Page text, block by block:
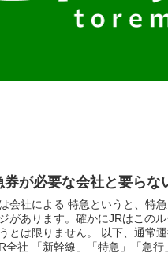
券が必要な会社と要らな
会社による 特急というと、特
があります。確かにJRはこの
とは限りません。 以下、通常
全社 「新幹線」「特急」「急行